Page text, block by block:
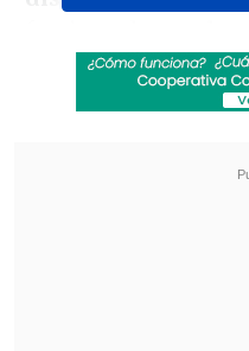
de la canción "Te
Masajista testificó